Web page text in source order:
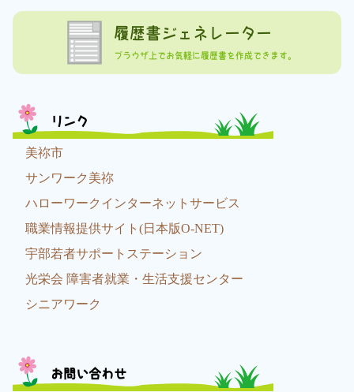
履歴書ジェネレーター
ブラウザ上でお気軽に履歴書を作成できます。
リンク
美祢市
サンワーク美祢
ハローワークインターネットサービス
職業情報提供サイト(日本版O-NET)
宇部若者サポートステーション
光栄会 障害者就業・生活支援センター
シニアワーク
お問い合わせ